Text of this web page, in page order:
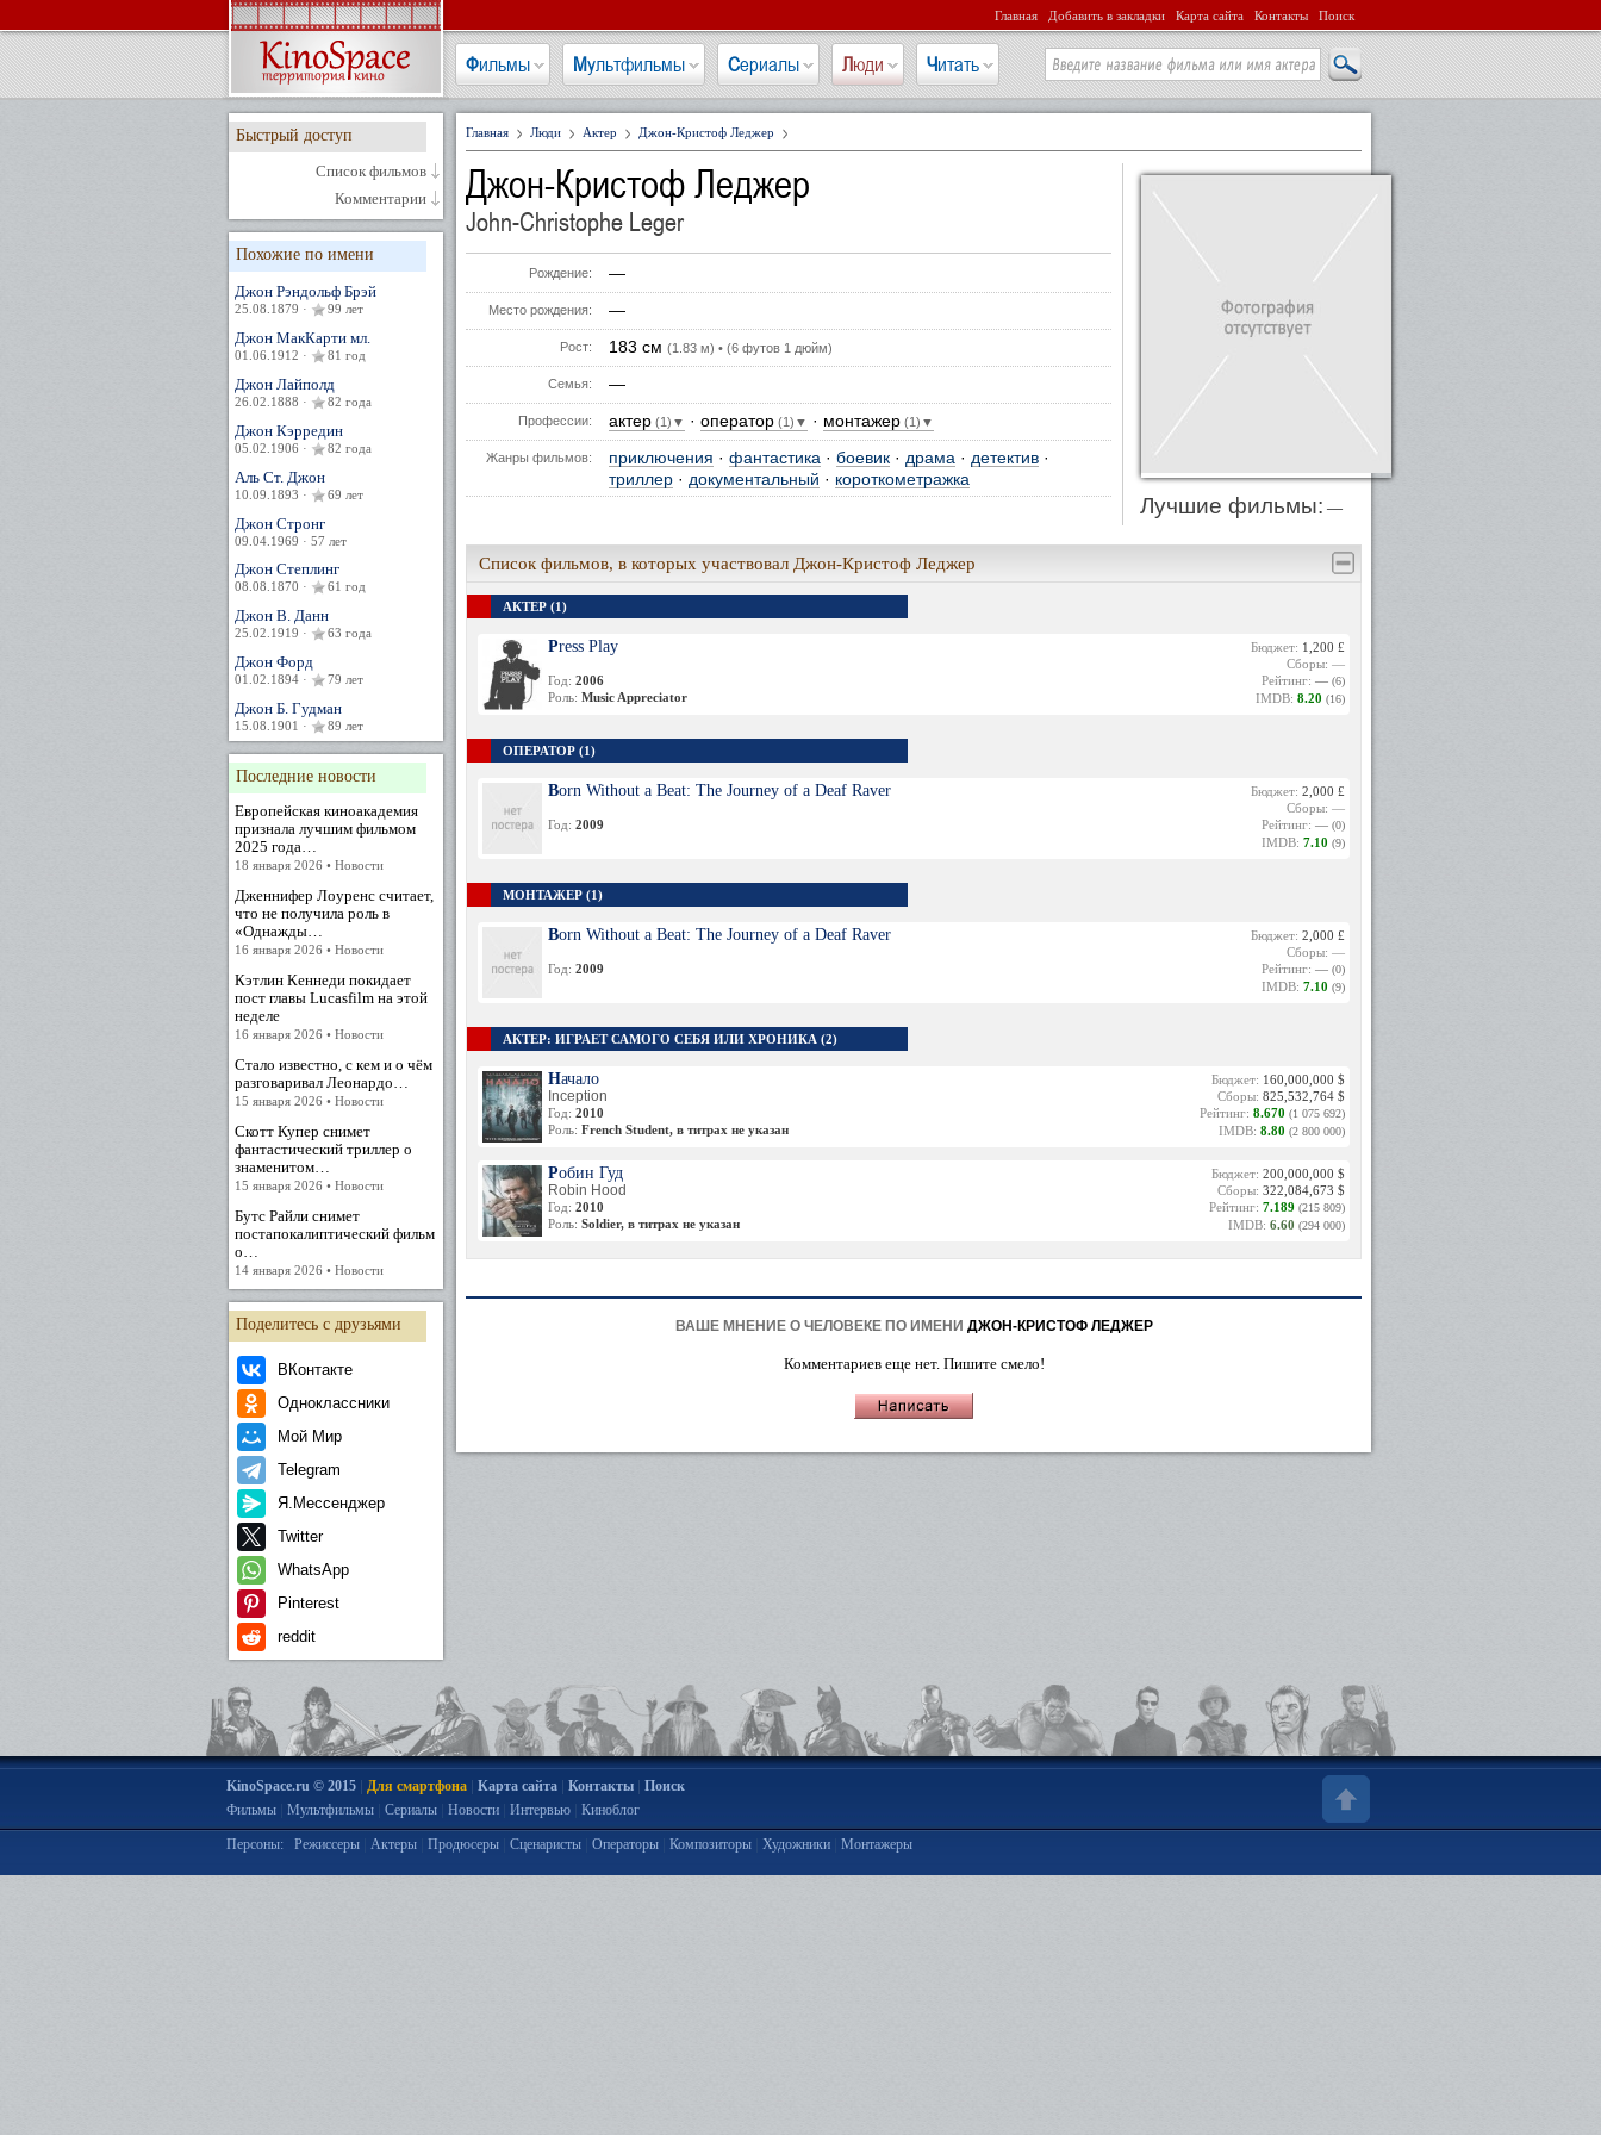
Главная Добавить в закладки Карта сайта Контакты Поиск
Фильмы Мультфильмы Сериалы Люди Читать
Быстрый доступ
Список фильмов
Комментарии
Похожие по имени
Джон Рэндольф Брэй
25.08.1879 · 99 лет
Джон МакКарти мл.
01.06.1912 · 81 год
Джон Лайполд
26.02.1888 · 82 года
Джон Кэрредин
05.02.1906 · 82 года
Аль Ст. Джон
10.09.1893 · 69 лет
Джон Стронг
09.04.1969 · 57 лет
Джон Степлинг
08.08.1870 · 61 год
Джон В. Данн
25.02.1919 · 63 года
Джон Форд
01.02.1894 · 79 лет
Джон Б. Гудман
15.08.1901 · 89 лет
Последние новости
Европейская киноакадемия
признала лучшим фильмом
2025 года…
18 января 2026 • Новости
Дженнифер Лоуренс считает,
что не получила роль в
«Однажды…
16 января 2026 • Новости
Кэтлин Кеннеди покидает
пост главы Lucasfilm на этой
неделе
16 января 2026 • Новости
Стало известно, с кем и о чём
разговаривал Леонардо…
15 января 2026 • Новости
Скотт Купер снимет
фантастический триллер о
знаменитом…
15 января 2026 • Новости
Бутс Райли снимет
постапокалиптический фильм
о…
14 января 2026 • Новости
Поделитесь с друзьями
ВКонтакте
Одноклассники
Мой Мир
Telegram
Я.Мессенджер
Twitter
WhatsApp
Pinterest
reddit
Главная Люди Актер Джон-Кристоф Леджер
Джон-Кристоф Леджер
John-Christophe Leger
Рождение: —
Место рождения: —
Рост: 183 см (1.83 м) • (6 футов 1 дюйм)
Семья: —
Профессии: актер (1)▼ · оператор (1)▼ · монтажер (1)▼
Жанры фильмов: приключения · фантастика · боевик · драма · детектив ·
триллер · документальный · короткометражка
Лучшие фильмы: —
Список фильмов, в которых участвовал Джон-Кристоф Леджер
АКТЕР (1)
Press Play
Год: 2006
Роль: Music Appreciator
Бюджет: 1,200 £
Сборы: —
Рейтинг: — (6)
IMDB: 8.20 (16)
ОПЕРАТОР (1)
Born Without a Beat: The Journey of a Deaf Raver
Год: 2009
Бюджет: 2,000 £
Сборы: —
Рейтинг: — (0)
IMDB: 7.10 (9)
МОНТАЖЕР (1)
Born Without a Beat: The Journey of a Deaf Raver
Год: 2009
Бюджет: 2,000 £
Сборы: —
Рейтинг: — (0)
IMDB: 7.10 (9)
АКТЕР: ИГРАЕТ САМОГО СЕБЯ ИЛИ ХРОНИКА (2)
Начало
Inception
Год: 2010
Роль: French Student, в титрах не указан
Бюджет: 160,000,000 $
Сборы: 825,532,764 $
Рейтинг: 8.670 (1 075 692)
IMDB: 8.80 (2 800 000)
Робин Гуд
Robin Hood
Год: 2010
Роль: Soldier, в титрах не указан
Бюджет: 200,000,000 $
Сборы: 322,084,673 $
Рейтинг: 7.189 (215 809)
IMDB: 6.60 (294 000)
ВАШЕ МНЕНИЕ О ЧЕЛОВЕКЕ ПО ИМЕНИ ДЖОН-КРИСТОФ ЛЕДЖЕР
Комментариев еще нет. Пишите смело!
KinoSpace.ru © 2015| Для смартфона| Карта сайта| Контакты| Поиск
Фильмы| Мультфильмы| Сериалы| Новости| Интервью| Киноблог
Персоны: Режиссеры| Актеры| Продюсеры| Сценаристы| Операторы| Композиторы| Художники| Монтажеры